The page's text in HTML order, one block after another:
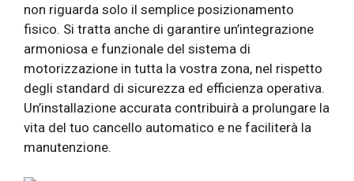
non riguarda solo il semplice posizionamento
fisico. Si tratta anche di garantire un’integrazione
armoniosa e funzionale del sistema di
motorizzazione in tutta la vostra zona, nel rispetto
degli standard di sicurezza ed efficienza operativa.
Un’installazione accurata contribuirà a prolungare la
vita del tuo cancello automatico e ne faciliterà la
manutenzione.